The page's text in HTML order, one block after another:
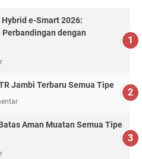
e-Smart 2026:
Perbandingan dengan
Jambi Terbaru Semua Tipe
Aman Muatan Semua Tipe